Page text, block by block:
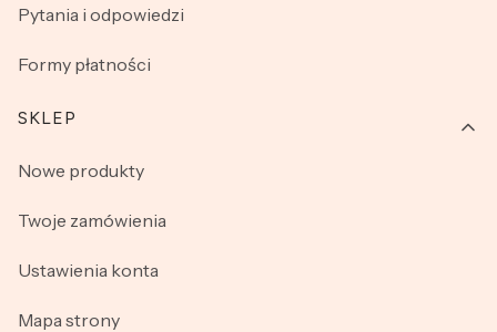
Pytania i odpowiedzi
Formy płatności
SKLEP
Nowe produkty
Twoje zamówienia
Ustawienia konta
Mapa strony